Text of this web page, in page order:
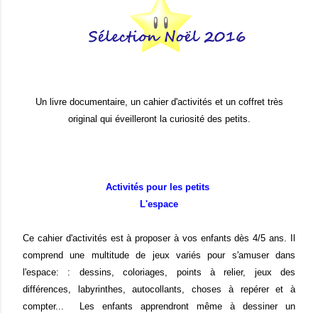
Un livre documentaire, un cahier d'activités et un coffret très
original qui éveilleront la curiosité des petits.
Activités pour les petits
L'espace
Ce cahier d'activités est à proposer à vos enfants dès 4/5 ans. Il
comprend une multitude de jeux variés pour s'amuser dans
l'espace: : dessins, coloriages, points à relier, jeux des
différences, labyrinthes, autocollants, choses à repérer et à
compter... Les enfants apprendront même à dessiner un